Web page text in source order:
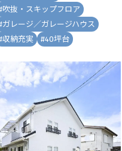
吹抜・スキップフロア
ガレージ／ガレージハウス
収納充実 #40坪台